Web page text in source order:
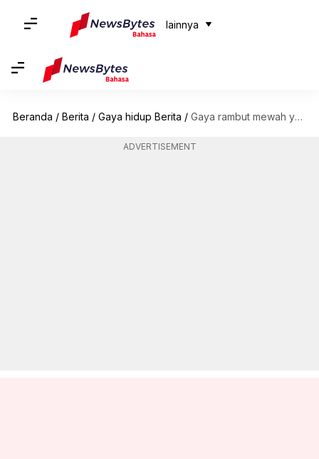
lainnya
Beranda / Berita / Gaya hidup Berita / Gaya rambut mewah yang bisa Anda coba di rumah
ADVERTISEMENT